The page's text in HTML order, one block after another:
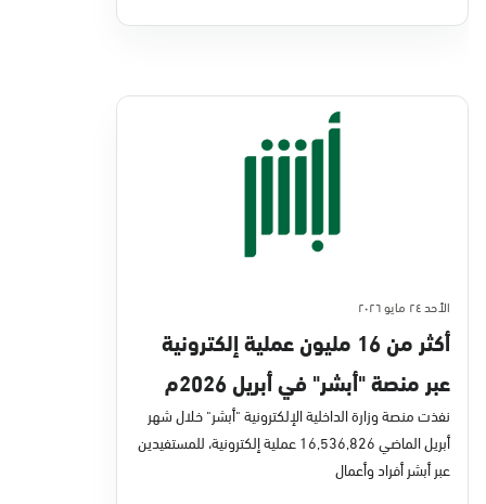
الأحد ٢٤ مايو ٢٠٢٦
أكثر من 16 مليون عملية إلكترونية
عبر منصة "أبشر" في أبريل 2026م
نفذت منصة وزارة الداخلية الإلكترونية "أبشر" خلال شهر
أبريل الماضي 16,536,826 عملية إلكترونية، للمستفيدين
عبر أبشر أفراد وأعمال